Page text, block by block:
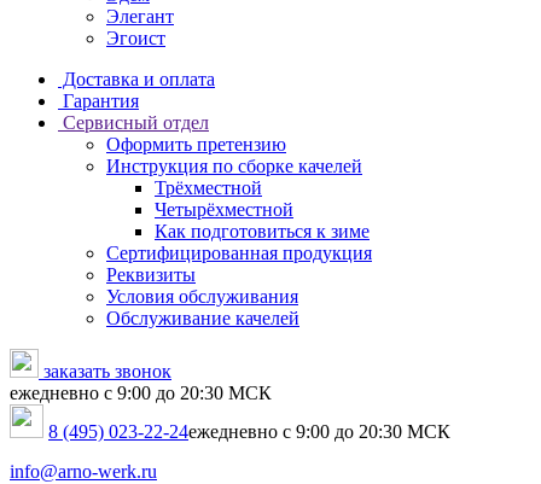
Элегант
Эгоист
Доставка и оплата
Гарантия
Сервисный отдел
Оформить претензию
Инструкция по сборке качелей
Трёхместной
Четырёхместной
Как подготовиться к зиме
Сертифицированная продукция
Реквизиты
Условия обслуживания
Обслуживание качелей
заказать звонок
ежедневно с 9:00 до 20:30 МСК
8 (495) 023-22-24ежедневно с 9:00 до 20:30 МСК
info@arno-werk.ru